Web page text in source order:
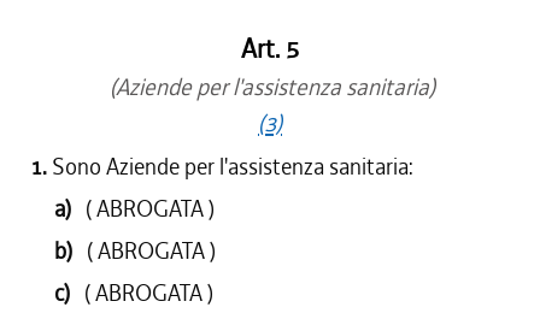
Art. 5
(Aziende per l'assistenza sanitaria)
(3)
1. Sono Aziende per l'assistenza sanitaria:
a) ( ABROGATA )
b) ( ABROGATA )
c) ( ABROGATA )